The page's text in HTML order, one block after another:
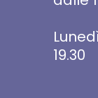
19.30